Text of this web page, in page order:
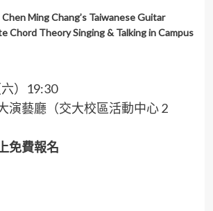
Ming Chang’s Taiwanese Guitar
Chord Theory Singing & Talking in Campus
）19:30
演藝廳（交大校區活動中心 2
免費報名